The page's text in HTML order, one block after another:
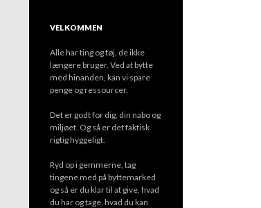
VELKOMMEN
Alle har ting og tøj, de ikke
længere bruger. Ved at bytte
med hinanden, kan vi spare
penge og ressourcer.
Det er godt for dig, din nabo og
miljøet. Og så er det faktisk
rigtig hyggeligt.
Ryd op i gemmerne, tag
tingene med på byttemarked
og så er du klar til at give, hvad
du har og tage, hvad du kan